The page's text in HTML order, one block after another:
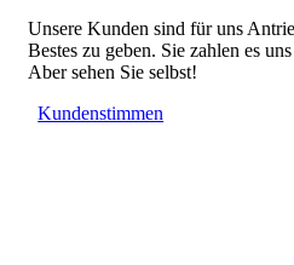
Unsere Kunden sind für uns
Bestes zu geben. Sie zahlen es
Aber sehen Sie selbst!
Kundenstimmen